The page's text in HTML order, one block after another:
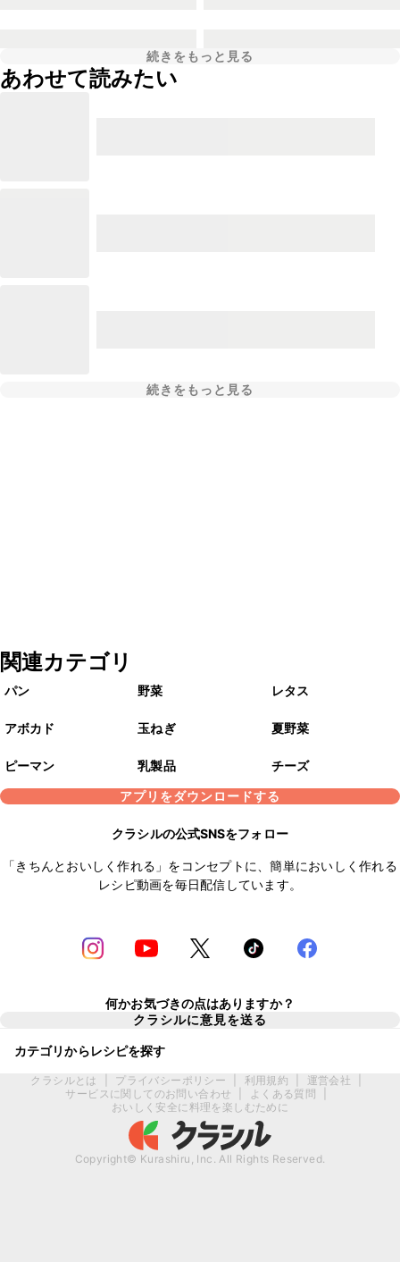
続きをもっと見る
あわせて読みたい
続きをもっと見る
関連カテゴリ
パン 野菜 レタス
アボカド 玉ねぎ 夏野菜
ピーマン 乳製品
チーズ
アプリをダウンロードする
クラシルの公式SNSをフォロー
「きちんとおいしく作れる」をコンセプトに、簡単においしく作れる
レシピ動画を毎日配信しています。
何かお気づきの点はありますか？
クラシルに意見を送る
カテゴリからレシピを探す
クラシルとは プライバシーポリシー 利用規約 運営会社
サービスに関してのお問い合わせ
よくある質問
おいしく安全に料理を楽しむために
Copyright© Kurashiru, Inc. All Rights Reserved.